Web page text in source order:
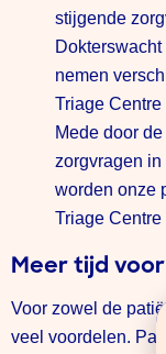
stijgende
nemen
Triage
Mede door
zorgvragen
worden onze
Triage Centre
Meer tijd
Voor zowel de
veel voordelen.